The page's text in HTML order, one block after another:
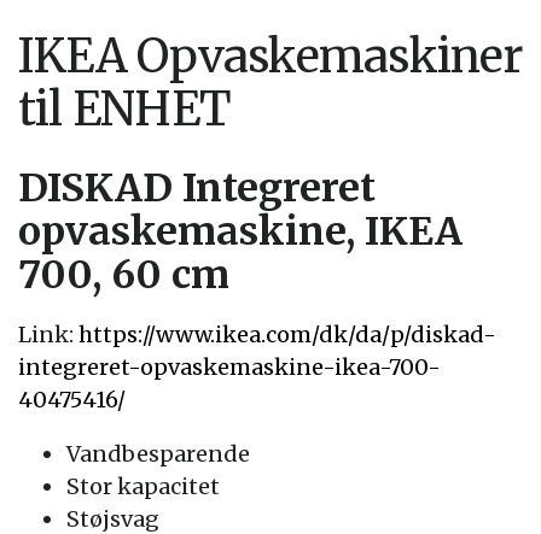
IKEA Opvaskemaskiner
til ENHET
DISKAD Integreret
opvaskemaskine, IKEA
700, 60 cm
Link: https://www.ikea.com/dk/da/p/diskad-
integreret-opvaskemaskine-ikea-700-
40475416/
Vandbesparende
Stor kapacitet
Støjsvag